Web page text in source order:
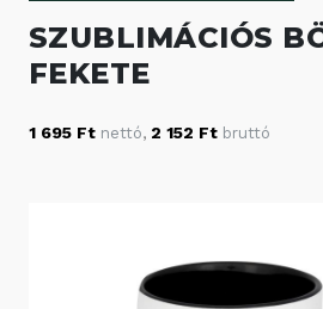
SZUBLIMÁCIÓS
FEKETE
1 695 Ft nettó, 2 152 Ft bruttó